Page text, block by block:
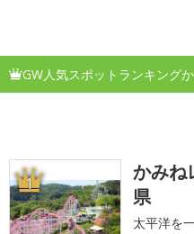
GW人気スポットランキング
1
かみね
県
太平洋を